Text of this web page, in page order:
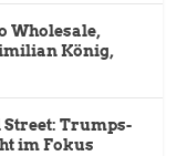
Wholesale,
König,
Trumps-
im Fokus